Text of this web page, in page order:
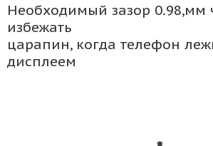
Необходимый зазор 0.98,мм
избежать
царапин, когда телефон
дисплеем